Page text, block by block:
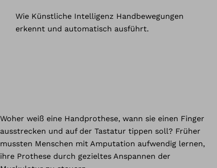
Woher weiß eine Handprothese, wann sie einen Finger
ausstrecken und auf der Tastatur tippen soll? Früher
mussten Menschen mit Amputation aufwendig lernen,
ihre Prothese durch gezieltes Anspannen der